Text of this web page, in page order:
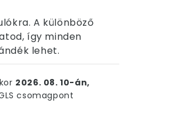
A különböző
így minden
lehet.
2026. 08. 10-án,
csomagpont